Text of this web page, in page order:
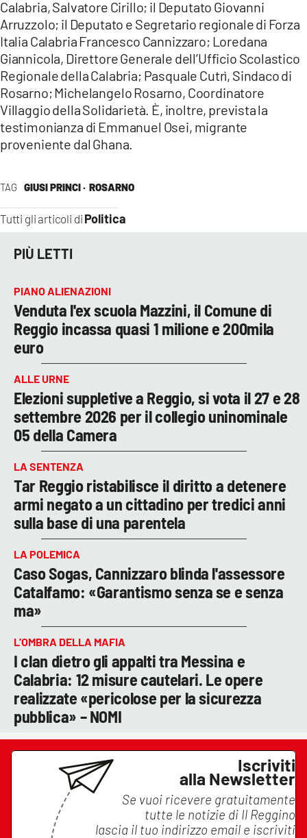
TAG GIUSI PRINCI · ROSARNO
Tutti gli articoli di Politica
Calabria, Salvatore Cirillo; il Deputato Giovanni
Arruzzolo; il Deputato e Segretario regionale di Forza
Italia Calabria Francesco Cannizzaro; Loredana
Giannicola, Direttore Generale dell’Ufficio Scolastico
Regionale della Calabria; Pasquale Cutrì, Sindaco di
Rosarno; Michelangelo Rosarno, Coordinatore
Villaggio della Solidarietà. È, inoltre, prevista la
testimonianza di Emmanuel Osei, migrante
proveniente dal Ghana.
PIÙ LETTI
PIANO ALIENAZIONI
Venduta l'ex scuola Mazzini, il Comune di
Reggio incassa quasi 1 milione e 200mila
euro
ALLE URNE
Elezioni suppletive a Reggio, si vota il 27 e 28
settembre 2026 per il collegio uninominale
05 della Camera
LA SENTENZA
Tar Reggio ristabilisce il diritto a detenere
armi negato a un cittadino per tredici anni
sulla base di una parentela
LA POLEMICA
Caso Sogas, Cannizzaro blinda l'assessore
Catalfamo: «Garantismo senza se e senza
ma»
L’OMBRA DELLA MAFIA
I clan dietro gli appalti tra Messina e
Calabria: 12 misure cautelari. Le opere
realizzate «pericolose per la sicurezza
pubblica» – NOMI
Iscriviti
alla Newsletter
Se vuoi ricevere gratuitamente
tutte le notizie di Il Reggino
lascia il tuo indirizzo email e iscriviti